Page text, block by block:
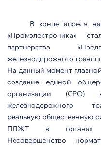
В конце апреля
«Промэлектроника»
партнерства
железнодорожного
На данный момент
создание единой
организации (СРО)
железнодорожного
реальную общественную
ППЖТ в органах
Несовершенство